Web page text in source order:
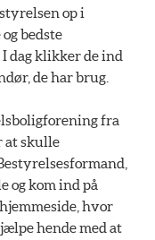
op i
bedste
dag klikker de ind
de har brug.
fra
at skulle
og kom ind på
hvor
hende med at